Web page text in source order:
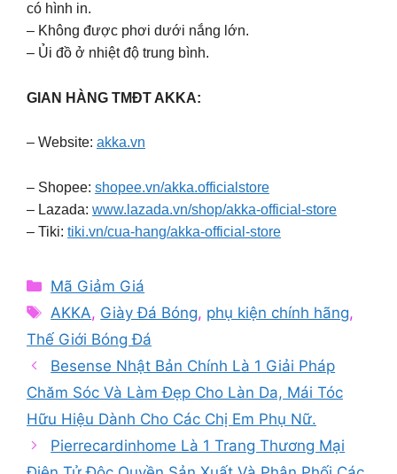
có hình in.
– Không được phơi dưới nắng lớn.
– Ủi đồ ở nhiệt độ trung bình.
GIAN HÀNG TMĐT AKKA:
– Website: akka.vn
– Shopee: shopee.vn/akka.officialstore
– Lazada: www.lazada.vn/shop/akka-official-store
– Tiki: tiki.vn/cua-hang/akka-official-store
Categories
Mã Giảm Giá
Tags
AKKA, Giày Đá Bóng, phụ kiện chính hãng,
Thế Giới Bóng Đá
Besense Nhật Bản Chính Là 1 Giải Pháp
Chăm Sóc Và Làm Đẹp Cho Làn Da, Mái Tóc
Hữu Hiệu Dành Cho Các Chị Em Phụ Nữ.
Pierrecardinhome Là 1 Trang Thương Mại